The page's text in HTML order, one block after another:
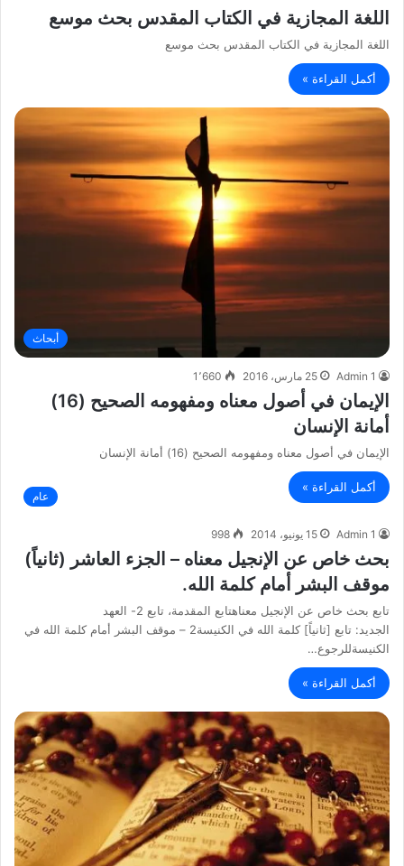
اللغة المجازية في الكتاب المقدس بحث موسع
اللغة المجازية في الكتاب المقدس بحث موسع
أكمل القراءة »
أبحاث
Admin 1 25 مارس، 2016 1٬660
الإيمان في أصول معناه ومفهومه الصحيح (16)
أمانة الإنسان
الإيمان في أصول معناه ومفهومه الصحيح (16) أمانة الإنسان
أكمل القراءة »
عام
Admin 1 15 يونيو، 2014 998
بحث خاص عن الإنجيل معناه – الجزء العاشر (ثانياً)
موقف البشر أمام كلمة الله.
تابع بحث خاص عن الإنجيل معناهتابع المقدمة، تابع 2- العهد
الجديد: تابع [ثانياً] كلمة الله في الكنيسة2 – موقف البشر أمام كلمة الله في
الكنيسةللرجوع…
أكمل القراءة »